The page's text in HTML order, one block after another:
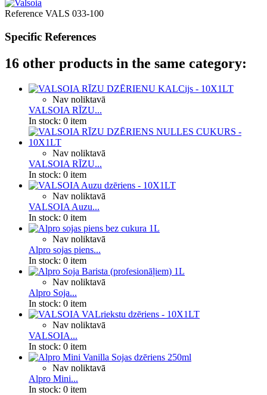
Reference VALS 033-100
Specific References
16 other products in the same category:
Nav noliktavā
VALSOIA RĪZU...
In stock: 0 item
Nav noliktavā
VALSOIA RĪZU...
In stock: 0 item
Nav noliktavā
VALSOIA Auzu...
In stock: 0 item
Nav noliktavā
Alpro sojas piens...
In stock: 0 item
Nav noliktavā
Alpro Soja...
In stock: 0 item
Nav noliktavā
VALSOIA...
In stock: 0 item
Nav noliktavā
Alpro Mini...
In stock: 0 item